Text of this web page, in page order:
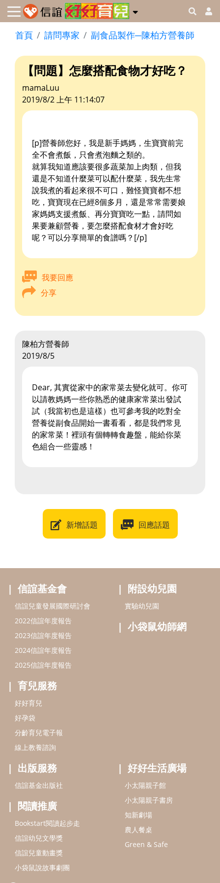
首頁 請問專家 副食品製作─陳柏方營養師
【問題】怎麼搭配食物才好吃？
mamaLuu
2019/8/2 上午 11:14:07
[p]營養師您好，我是新手媽媽，生寶寶前完
全不會煮飯，只會煮泡麵之類的。
就算我知道應該要很多蔬菜加上肉類，但我
還是不知道什麼菜可以配什麼菜，我先生常
說我煮的看起來很不可口，難怪寶寶都不想
吃，寶寶現在已經8個多月，還是常常需要娘
家媽媽支援煮飯、再分寶寶吃一點，請問如
果要兼顧營養，要怎麼搭配食材才會好吃
呢？可以分享簡單的食譜嗎？[/p]
我要回應
分享
陳柏方營養師
2019/8/5
Dear, 其實從家中的家常菜去變化就可。你可
以請教媽媽一些你熟悉的健康家常菜出發試
試（我當初也是這樣）也可參考我的吃對全
營養從副食品開始一書看看，都是我們常見
的家常菜！裡頭有個轉轉食趣盤，能給你菜
色組合一些靈感！
新增話題 回應話題
信誼基金會
信誼兒童發展國際研討會
2022信誼年度報告
2023信誼年度報告
2024信誼年度報告
2025信誼年度報告
育兒服務
好好育兒
好孕袋
分齡育兒電子報
線上教養諮詢
附設幼兒園
實驗幼兒園
小袋鼠幼師網
出版服務
信誼基金出版社
閱讀推廣
Bookstart閱讀起步走
信誼幼兒文學獎
信誼兒童動畫獎
小袋鼠說故事劇團
好好生活廣場
小太陽親子館
小太陽親子書房
知新劇場
農人餐桌
Green & Safe